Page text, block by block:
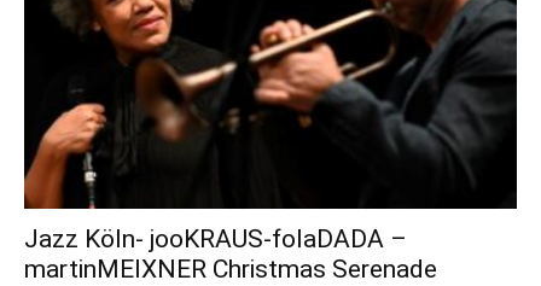
Jazz Köln- jooKRAUS-folaDADA –
martinMEIXNER Christmas Serenade